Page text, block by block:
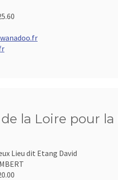
la Loire pour
Lieu dit Etang David